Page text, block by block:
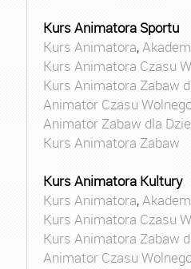
Kurs Animatora Sportu
Kurs Animatora,
Kurs Animatora Czasu
Kurs Animatora Zabaw
Animator Czasu
Animator Zabaw dla
Kurs Animatora Zabaw
Kurs Animatora Kultury
Kurs Animatora,
Kurs Animatora Czasu
Kurs Animatora Zabaw
Animator Czasu